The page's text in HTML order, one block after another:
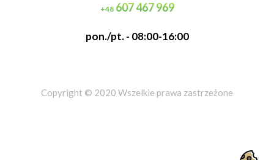
+48607 467 969
pon./pt. - 08:00-16:00
Copyright © 2020 Wszelkie prawa zastrzeżone